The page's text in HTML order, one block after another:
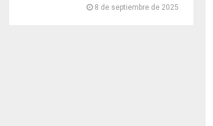
8 de septiembre de 2025